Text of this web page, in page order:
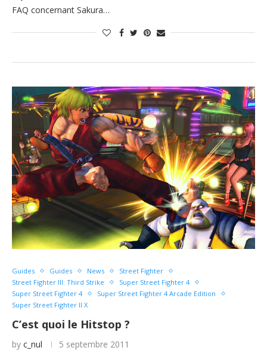
FAQ concernant Sakura…
Guides Guides News
Street Fighter
Street Fighter III: Third Strike
Super Street Fighter 4
Super Street Fighter 4
Super Street Fighter 4 Arcade Edition
Super Street Fighter II X
C’est quoi le Hitstop ?
by c_nul 5 septembre 2011